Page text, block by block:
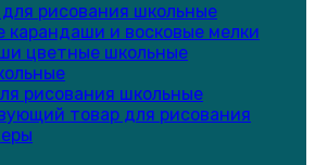
рисования школьные
карандаши и восковые мелки
цветные школьные
рисования школьные
товар для рисования